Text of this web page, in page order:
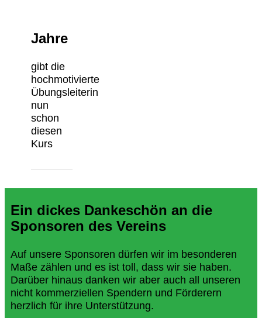
Jahre
gibt die
hochmotivierte
Übungsleiterin
nun
schon
diesen
Kurs
Ein dickes Dankeschön an die
Sponsoren des Vereins
Auf unsere Sponsoren dürfen wir im besonderen
Maße zählen und es ist toll, dass wir sie haben.
Darüber hinaus danken wir aber auch all unseren
nicht kommerziellen Spendern und Förderern
herzlich für ihre Unterstützung.